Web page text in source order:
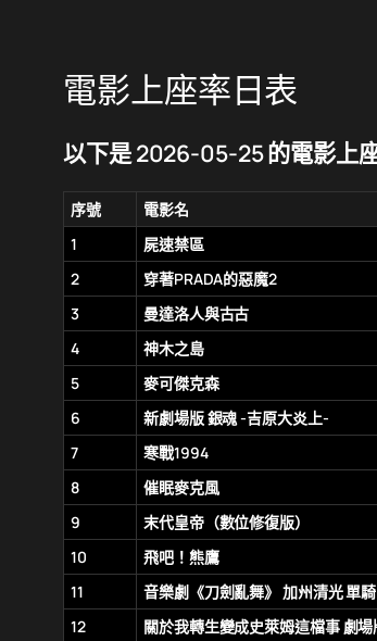
電影上座率日表
以下是 2026-05-25 的電影上
序號 電影名
1
屍速禁區
2
穿著PRADA的惡魔2
3
曼達洛人與古古
4
神木之島
5
麥可傑克森
6
新劇場版 銀魂 -吉原大炎上-
7
寒戰1994
8
催眠麥克風
9
末代皇帝（數位修復版）
10
飛吧！熊鷹
11
音樂劇《刀劍亂舞》 加州清光 單
12
關於我轉生變成史萊姆這檔事 劇